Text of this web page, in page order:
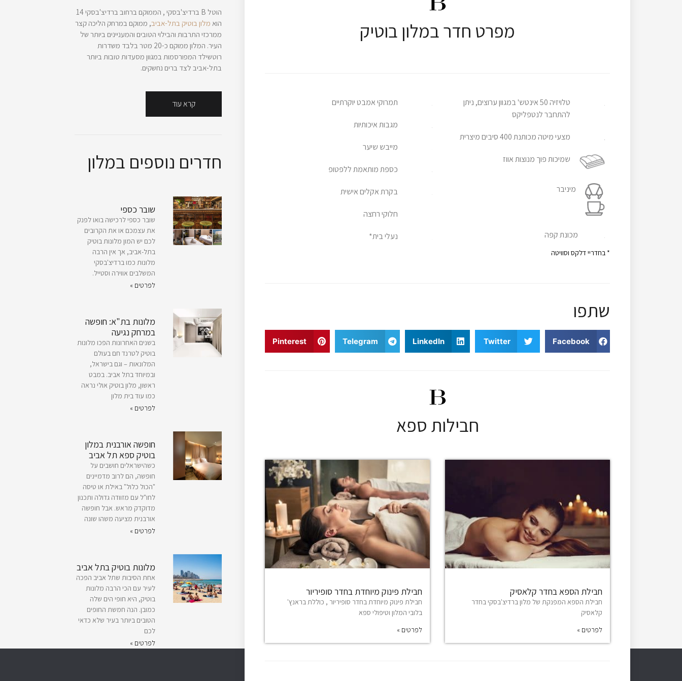
מפרט חדר במלון בוטיק
טלויזיה 50 אינטש' במגוון ערוצים, ניתן
להתחבר לנטפליקס
מצעי מיטה מכותנת 400 סיבים מיצרית
שמיכות פוך מנוצות אווז
מיניבר
מכונת קפה
תמרוקי אמבט יוקרתיים
מגבות איכותיות
מייבש שיער
כספת מותאמת ללפטופ
בקרת אקלים אישית
חלוקי רחצה
נעלי בית*
* בחדריי דלקס וסוויטה
שתפו
Facebook
Twitter
LinkedIn
Telegram
Pinterest
חבילות ספא
חבילת הספא בחדר קלאסיק
חבילת הספא המפנקת של מלון ברדיצ'בסקי בחדר
קלאסיק
לפרטים »
חבילת פינוק מיוחדת בחדר סופיריור
חבילת פינוק מיוחדת בחדר סופיריור , כוללת בראנץ'
בלובי המלון וטיפולי ספא
לפרטים »
הוטל B ברדיצ'בסקי , הממוקם ברחוב ברדיצ'בסקי 14
הוא מלון בוטיק בתל-אביב, ממוקם במרחק הליכה קצר
ממרכזי התרבות והבילוי הטובים והמעניינים ביותר של
העיר. המלון ממוקם כ-20 מטר בלבד משדרות
רוטשילד המפורסמות במגוון מסעדות טובות ביותר
בתל-אביב לצד ברים נחשקים.
קרא עוד
חדרים נוספים במלון
שובר כספי
שובר כספי לרכישה בואו לפנק
את עצמכם או את הקרובים
לכם יש המון מלונות בוטיק
בתל-אביב, אך אין הרבה
מלונות כמו ברדיצ'בסקי
המשלבים אווירה וסטייל.
לפרטים »
מלונות בת"א: חופשה
במרחק נגיעה
בשנים האחרונות הפכו מלונות
בוטיק לטרנד חם בעולם
המלונאות – וגם בישראל,
ובמיוחד בתל אביב. במבט
ראשון, מלון בוטיק אולי נראה
כמו עוד בית מלון
לפרטים »
חופשה אורבנית במלון
בוטיק ספא תל אביב
כשהישראלים חושבים על
חופשה, הם לרוב מדמיינים
"הכול כלול" באילת או טיסה
לחו"ל עם מזוודה גדולה ותכנון
מדוקדק מראש. אבל חופשה
אורבנית מציעה משהו שונה
לפרטים »
מלונות בוטיק בתל אביב
אחת הסיבות שתל אביב הפכה
לעיר עם הכי הרבה מלונות
בוטיק, היא חופי הים שלה
כמובן. הנה חמשת החופים
הטובים ביותר בעיר שלא כדאי
לכם
לפרטים »